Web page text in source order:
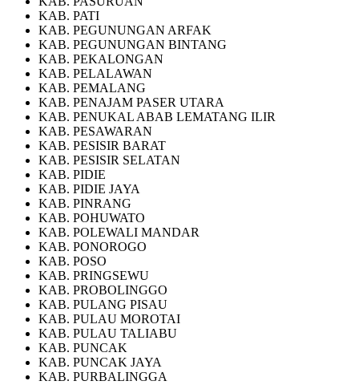
KAB. PATI
KAB. PEGUNUNGAN ARFAK
KAB. PEGUNUNGAN BINTANG
KAB. PEKALONGAN
KAB. PELALAWAN
KAB. PEMALANG
KAB. PENAJAM PASER UTARA
KAB. PENUKAL ABAB LEMATANG ILIR
KAB. PESAWARAN
KAB. PESISIR BARAT
KAB. PESISIR SELATAN
KAB. PIDIE
KAB. PIDIE JAYA
KAB. PINRANG
KAB. POHUWATO
KAB. POLEWALI MANDAR
KAB. PONOROGO
KAB. POSO
KAB. PRINGSEWU
KAB. PROBOLINGGO
KAB. PULANG PISAU
KAB. PULAU MOROTAI
KAB. PULAU TALIABU
KAB. PUNCAK
KAB. PUNCAK JAYA
KAB. PURBALINGGA